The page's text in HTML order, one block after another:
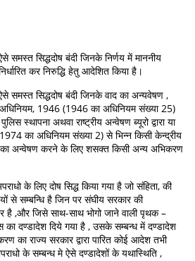
समस्त सिद्धदोष बंदी जिनके निर्णय में माननीय
कर निरुद्धि हेतु आदेशित किया है।
समस्त सिद्धदोष बंदी जिनके वाद का अन्यवेषण ,
अधिनियम, 1946 (1946 का अधिनियम संख्या 25)
स्थापना अथवा राष्ट्रीय अन्वेषण ब्यूरो द्वारा या
का अधिनियम संख्या 2) से भिन्न किसी केन्द्रीय
अन्वेषण करने के लिए शसक्त किसी अन्य अभिकरण
के लिए दोष सिद्ध किया गया है जो संहिता, की
से सम्बन्धि है जिन पर संघीय सरकार की
है ,और जिसे साथ-साथ भोगो जाने वाली पृथक –
का दण्डादेश दिये गया है , उसके सम्बन्ध में दण्डादेश
का राज्य सरकार द्वारा पारित कोई आदेश तभी
के सम्बन्ध मे ऐसे दण्डादेशों के यथास्थिति ,